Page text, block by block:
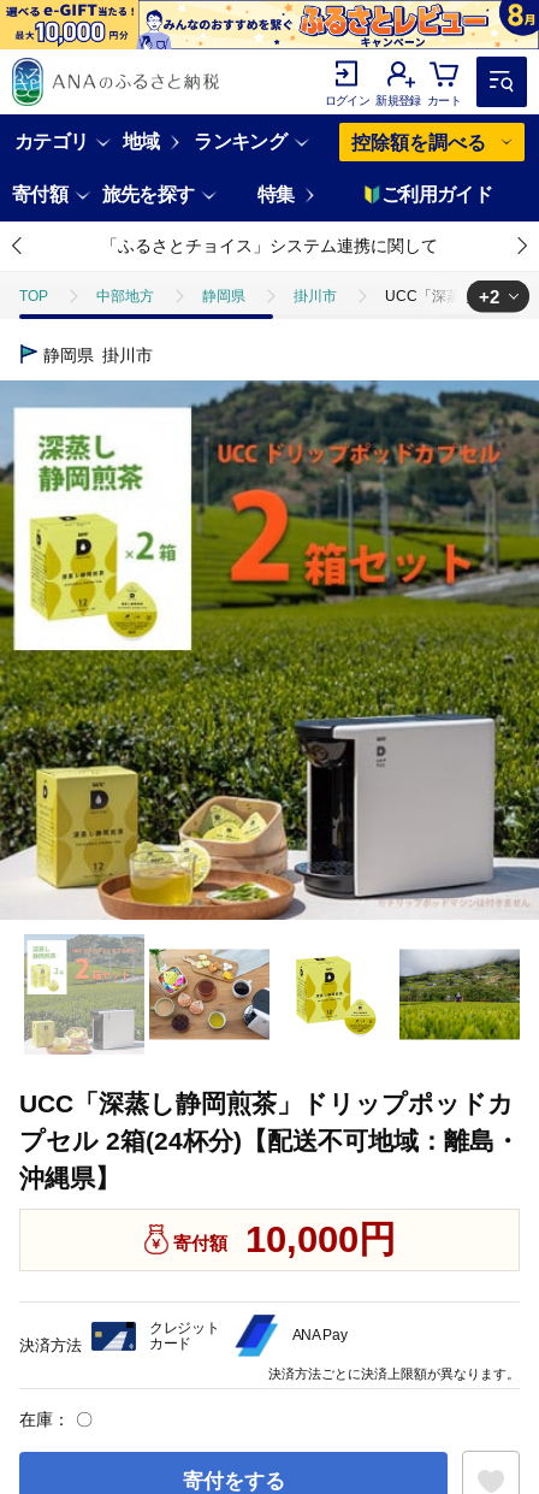
ログイン 新規登録 カート
カテゴリ 地域 ランキング 控除額を調べる
寄付額 旅先を探す 特集 ご利用ガイド
「ふるさとチョイス」システム連携に関して
TOP 中部地方 静岡県 掛川市 UCC「深蒸し静岡煎
TOP
ソフトドリンク お茶 UCC「深
+2
静岡県 掛川市
UCC「深蒸し静岡煎茶」ドリップポッドカ
プセル 2箱(24杯分)【配送不可地域：離島・
沖縄県】
寄付額 10,000円
在庫： 〇
寄付をする
決済方法
クレジット
カード
ANA Pay
決済方法ごとに決済上限額が異なります。